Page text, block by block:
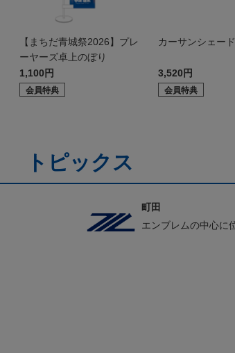
【まちだ青城祭2026】プレ
ーヤーズ卓上のぼり
1,100円
会員特典
カーサンシェード
3,520円
会員特典
トピックス
町田
エンブレムの中心に